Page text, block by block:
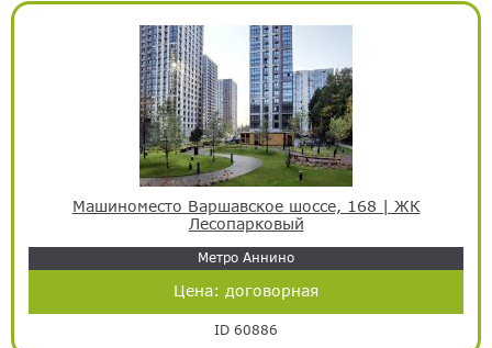
Машиноместо Варшавское шоссе, 168 | ЖК
Лесопарковый
Метро Аннино
Цена: договорная
ID 60886